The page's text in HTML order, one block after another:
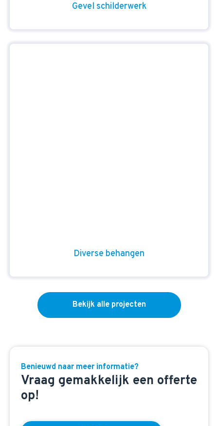
Gevel schilderwerk
Diverse behangen
Bekijk alle projecten
Benieuwd naar meer informatie?
Vraag gemakkelijk een offerte
op!